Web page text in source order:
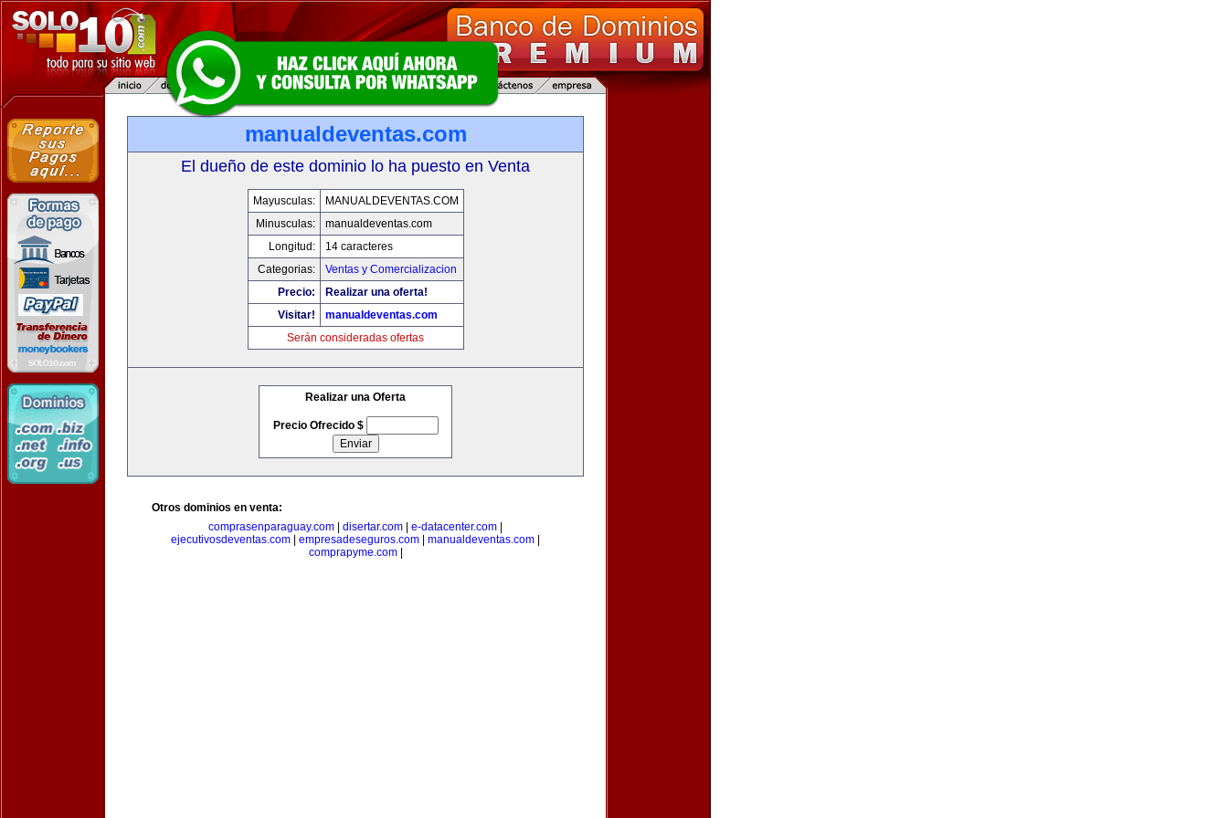
manualdeventas.com
El dueño de este dominio lo ha puesto en Venta
Mayusculas:
MANUALDEVENTAS.COM
Minusculas:
manualdeventas.com
Longitud:
14 caracteres
Categorias:
Ventas y Comercializacion
Precio:
Realizar una oferta!
Visitar!
manualdeventas.com
Serán consideradas ofertas
Realizar una Oferta
Precio Ofrecido $
Otros dominios en venta:
comprasenparaguay.com
disertar.com e-datacenter.com
ejecutivosdeventas.com
empresadeseguros.com manualdeventas.com
comprapyme.com|